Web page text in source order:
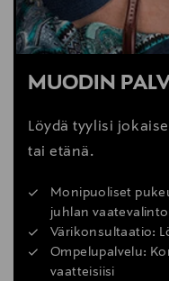
MUODIN
Löydä tyylisi
tai etänä.
Monipuoliset
juhlan
Värikonsultaatio:
Ompelupalvelu:
vaatteisiisi